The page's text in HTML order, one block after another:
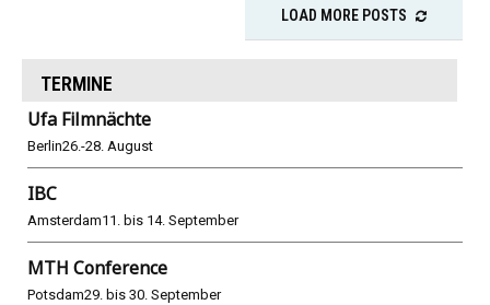
LOAD MORE POSTS
TERMINE
Ufa Filmnächte
Berlin26.-28. August
IBC
Amsterdam11. bis 14. September
MTH Conference
Potsdam29. bis 30. September